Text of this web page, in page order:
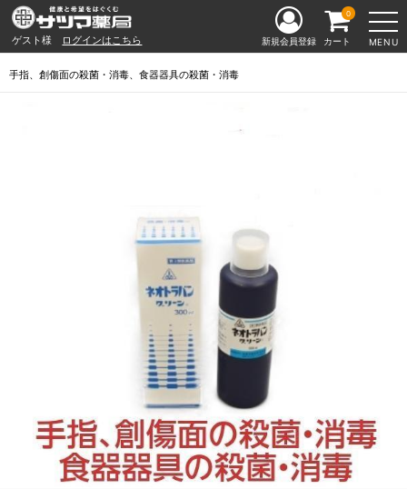
ゲスト様 ログインはこちら MENU
新規会員登録 カート
0
手指、創傷面の殺菌・消毒、食器器具の殺菌・消毒